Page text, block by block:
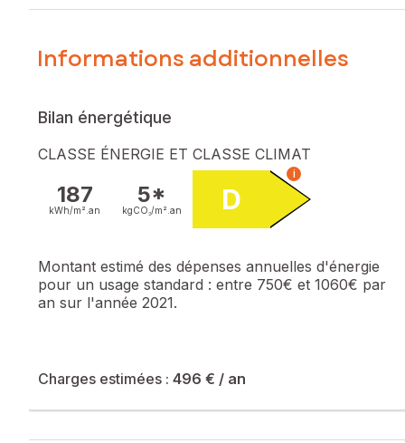
Informations additionnelles
Bilan énergétique
CLASSE ÉNERGIE ET CLASSE CLIMAT
187
kWh/m². an
5*
kgCO₂/m². an D
i
Montant estimé des dépenses annuelles d'énergie
pour un usage standard : entre 750€ et 1060€ par
an sur l'année 2021.
Charges estimées : 496 € / an